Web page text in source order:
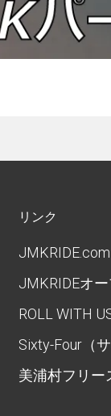
リンク
JMKRIDE.com
JMKRIDEオ
ROLL WITH
Sixty-Four（
美浦村フリー